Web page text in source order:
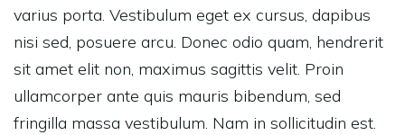
varius porta. Vestibulum eget ex cursus, dapibus
nisi sed, posuere arcu. Donec odio quam, hendrerit
sit amet elit non, maximus sagittis velit. Proin
ullamcorper ante quis mauris bibendum, sed
fringilla massa vestibulum. Nam in sollicitudin est.